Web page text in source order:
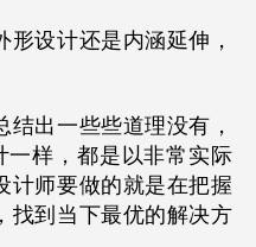
形设计还是内涵延伸，
出一些些道理没有，
一样，都是以非常实际
计师要做的就是在把握
找到当下最优的解决方